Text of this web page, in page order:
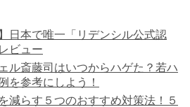
日本で唯一「リデンシル公式認
ビュー
ル斎藤司はいつからハゲた？若ハ
を参考にしよう！
減らす５つのおすすめ対策法！５